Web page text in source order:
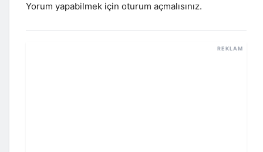
Yorum yapabilmek için oturum açmalısınız.
REKLAM